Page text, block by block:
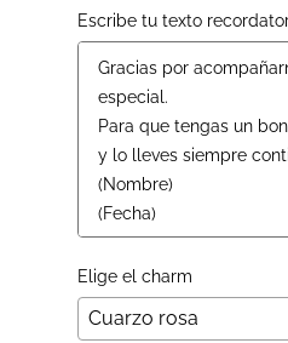
Escribe tu texto
Elige el charm